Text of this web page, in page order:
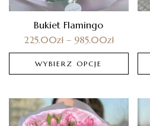
Bukiet Flamingo
225.00zł– 985.00zł
WYBIERZ OPCJE